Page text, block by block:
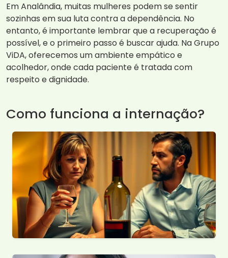
Em Analândia, muitas mulheres podem se sentir
sozinhas em sua luta contra a dependência. No
entanto, é importante lembrar que a recuperação é
possível, e o primeiro passo é buscar ajuda. Na Grupo
ViDA, oferecemos um ambiente empático e
acolhedor, onde cada paciente é tratada com
respeito e dignidade.
Como funciona a internação?